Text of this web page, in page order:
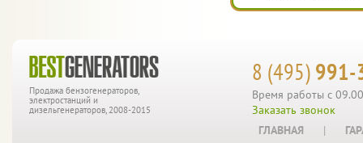
Продажа бензогенераторов,
электростанций и
дизельгенераторов, 2008-2015
8 (495)
Время работы с
Заказать звонок
ГЛАВНАЯ
|